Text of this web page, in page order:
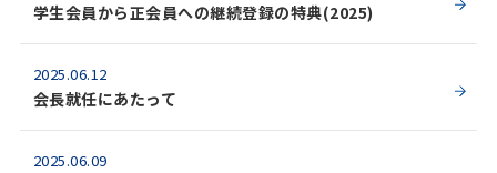
学生会員から正会員への継続登録の特典(2025)
2025.06.12
会長就任にあたって
2025.06.09